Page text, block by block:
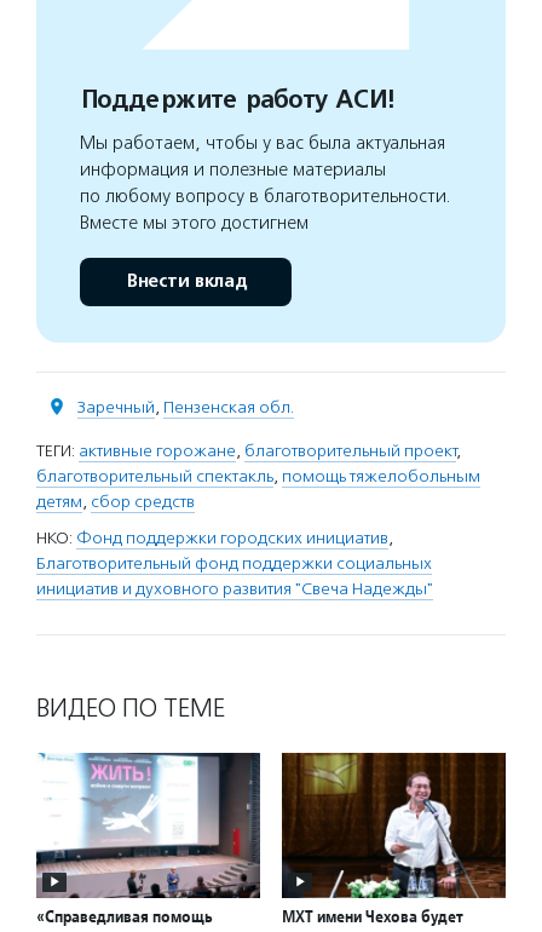
Поддержите работу АСИ!
Мы работаем, чтобы у вас была актуальная
информация и полезные материалы
по любому вопросу в благотворительности.
Вместе мы этого достигнем
Внести вклад
Заречный, Пензенская обл.
ТЕГИ: активные горожане, благотворительный проект,
благотворительный спектакль, помощь тяжелобольным
детям, сбор средств
НКО: Фонд поддержки городских инициатив,
Благотворительный фонд поддержки социальных
инициатив и духовного развития "Свеча Надежды"
ВИДЕО ПО ТЕМЕ
«Справедливая помощь
МХТ имени Чехова будет